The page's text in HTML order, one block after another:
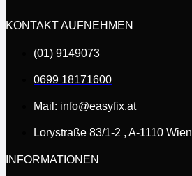
KONTAKT AUFNEHMEN
(01) 9149073
0699 18171600
Mail: info@easyfix.at
Lorystraße 83/1-2 , A-1110 Wien
INFORMATIONEN